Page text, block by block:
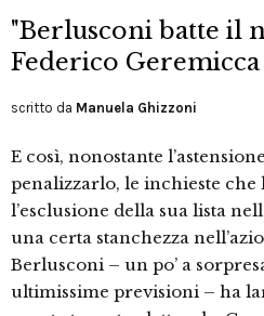
"Berlusconi batte il
Federico Geremicca
scritto da Manuela Ghizzoni
E così, nonostante
penalizzarlo, le inchieste
l’esclusione della sua lista
una certa stanchezza
Berlusconi – un po’ a
ultimissime previsioni – ha